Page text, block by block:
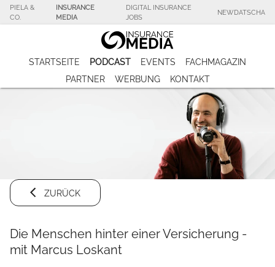
PIELA &
CO.
INSURANCE
MEDIA
DIGITAL INSURANCE
JOBS
NEWDATSCHA
STARTSEITE PODCAST EVENTS
FACHMAGAZIN
PARTNER
WERBUNG KONTAKT
ZURÜCK
Die Menschen hinter einer Versicherung -
mit Marcus Loskant